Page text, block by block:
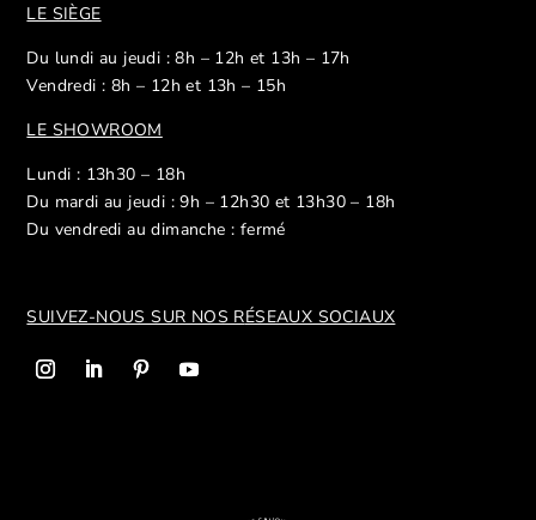
LE SIÈGE
Du lundi au jeudi : 8h – 12h et 13h – 17h
Vendredi : 8h – 12h et 13h – 15h
LE SHOWROOM
Lundi : 13h30 – 18h
Du mardi au jeudi : 9h – 12h30 et 13h30 – 18h
Du vendredi au dimanche : fermé
SUIVEZ-NOUS SUR NOS RÉSEAUX SOCIAUX